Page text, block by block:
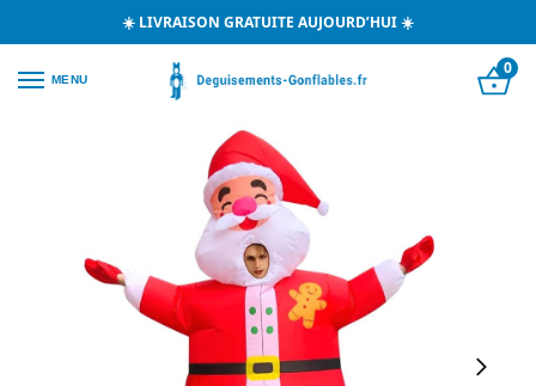
☀️ LIVRAISON GRATUITE AUJOURD’HUI ☀️
MENU
0